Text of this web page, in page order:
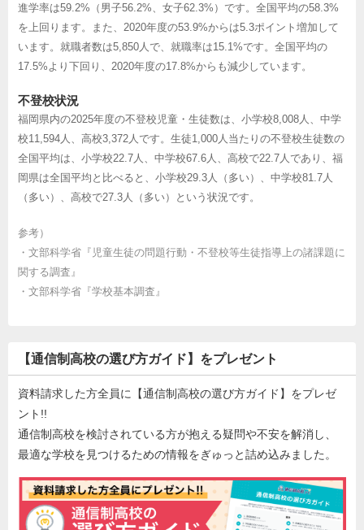
進学率は59.2%（男子56.2%、女子62.3%）です。全国平均の58.3%
を上回ります。また、2020年度の53.9%からは5.3ポイント増加して
います。就職者数は5,850人で、就職率は15.1%です。全国平均の
17.5%より下回り、2020年度の17.8%からも減少しています。
不登校状況
福岡県内の2025年度の不登校児童・生徒数は、小学校8,008人、中学
校11,594人、高校3,372人です。生徒1,000人当たりの不登校生徒数の
全国平均は、小学校22.7人、中学校67.6人、高校で22.7人であり、福
岡県は全国平均と比べると、小学校29.3人（多い）、中学校81.7人
（多い）、高校で27.3人（多い）という状況です。
参考）
・ 文部科学省『児童生徒の問題行動・不登校等生徒指導上の諸課題に
関する調査』
・ 文部科学省『学校基本調査』
【通信制高校の選び方ガイド】をプレゼント
資料請求した方全員に【通信制高校の選び方ガイド】をプレゼ
ント!!
通信制高校を検討されている方が抱える疑問や不安を解消し、
最適な学校を見つけるための情報をぎゅっと詰め込みました。